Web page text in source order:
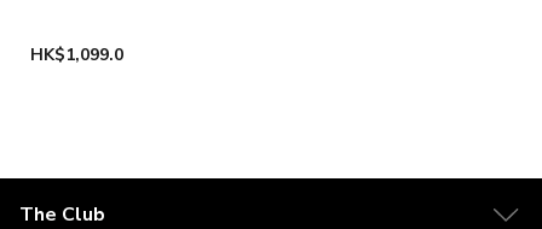
HK$1,099.0
The Club